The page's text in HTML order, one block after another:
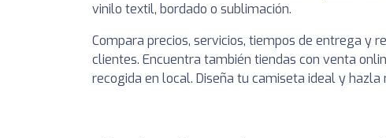
vinilo textil, bordado o sublimación.
Compara precios, servicios, tiempos de entrega y
clientes. Encuentra también tiendas con venta
recogida en local. Diseña tu camiseta ideal y hazla